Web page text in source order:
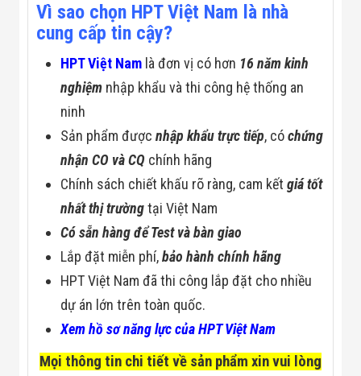
Vì sao chọn HPT Việt Nam là nhà
cung cấp tin cậy?
HPT Việt Nam là đơn vị có hơn 16 năm kinh
nghiệm nhập khẩu và thi công hệ thống an
ninh
Sản phẩm đượcnhập khẩu trực tiếp, cóchứng
nhận CO và CQ chính hãng
Chính sách chiết khấu rõ ràng, cam kếtgiá tốt
nhất thị trườngtại Việt Nam
Có sẵn hàng để Test và bàn giao
Lắp đặt miễn phí,bảo hành chính hãng
HPT Việt Nam đã thi công lắp đặt cho nhiều
dự án lớn trên toàn quốc.
Xem hồ sơ năng lực của HPT Việt Nam
Mọi thông tin chi tiết về sản phẩm xin vui lòng